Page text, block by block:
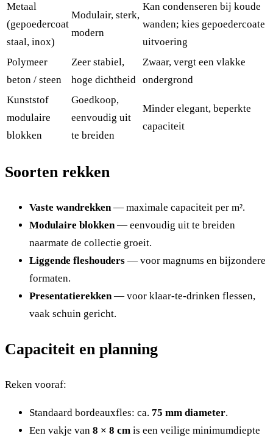
Metaal
(gepoedercoat
staal, inox)
Modulair, sterk,
modern
Kan condenseren bij koude
wanden; kies gepoedercoate
uitvoering
Polymeer
beton / steen
Zeer stabiel,
hoge dichtheid
Zwaar, vergt een vlakke
ondergrond
Kunststof
modulaire
blokken
Goedkoop,
eenvoudig uit
te breiden
Minder elegant, beperkte
capaciteit
Soorten rekken
Vaste wandrekken— maximale capaciteit per m².
Modulaire blokken— eenvoudig uit te breiden
naarmate de collectie groeit.
Liggende fleshouders — voor magnums en bijzondere
formaten.
Presentatierekken— voor klaar-te-drinken flessen,
vaak schuin gericht.
Capaciteit en planning
Reken vooraf:
Standaard bordeauxfles: ca. 75 mm diameter.
Een vakje van 8 × 8 cm is een veilige minimumdiepte